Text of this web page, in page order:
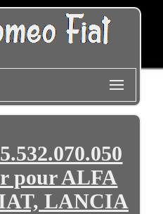
pour ALFA
LANCIA